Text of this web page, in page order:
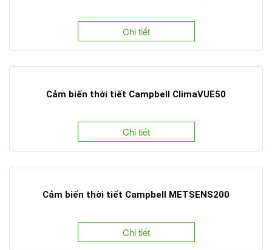
Chi tiết
Cảm biến thời tiết Campbell ClimaVUE50
Chi tiết
Cảm biến thời tiết Campbell METSENS200
Chi tiết